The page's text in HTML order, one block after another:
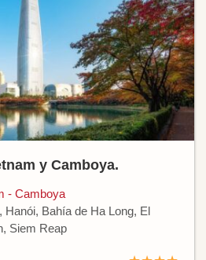
y Camboya.
- Camboya
Hanói, Bahía de Ha Long, El
Siem Reap